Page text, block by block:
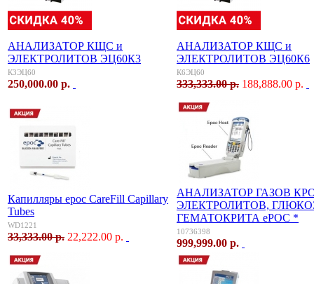
АНАЛИЗАТОР КЩС и
ЭЛЕКТРОЛИТОВ ЭЦ60К3
К3ЭЦ60
250,000.00 р.
АНАЛИЗАТОР КЩС и
ЭЛЕКТРОЛИТОВ ЭЦ60К6
К6ЭЦ60
333,333.00 р. 188,888.00 р.
Капилляры epoc CareFill Capillary
Tubes
WD1221
33,333.00 р. 22,222.00 р.
АНАЛИЗАТОР ГАЗОВ
ЭЛЕКТРОЛИТОВ,
ГЕМАТОКРИТА ePOC *
10736398
999,999.00 р.